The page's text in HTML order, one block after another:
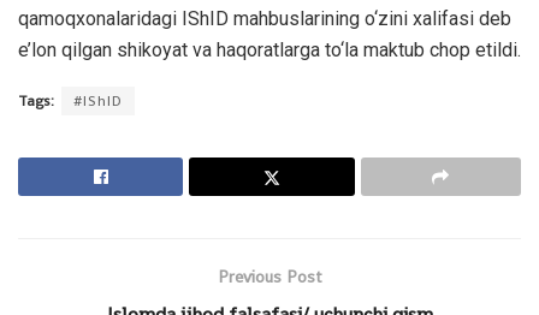
qamoqxonalaridagi IShID mahbuslarining o‘zini xalifasi deb
e’lon qilgan shikoyat va haqoratlarga to‘la maktub chop etildi.
Tags: #IShID
Previous Post